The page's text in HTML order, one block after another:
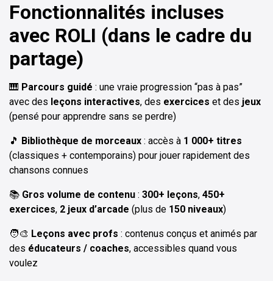
Fonctionnalités incluses
avec ROLI (dans le cadre du
partage)
🎹 Parcours guidé : une vraie progression “pas à pas”
avec des leçons interactives, des exercices et des jeux
(pensé pour apprendre sans se perdre)
🎵 Bibliothèque de morceaux : accès à 1 000+ titres
(classiques + contemporains) pour jouer rapidement des
chansons connues
📚 Gros volume de contenu : 300+ leçons, 450+
exercices, 2 jeux d’arcade (plus de 150 niveaux)
🧑‍🎨 Leçons avec profs : contenus conçus et animés par
des éducateurs / coaches, accessibles quand vous
voulez